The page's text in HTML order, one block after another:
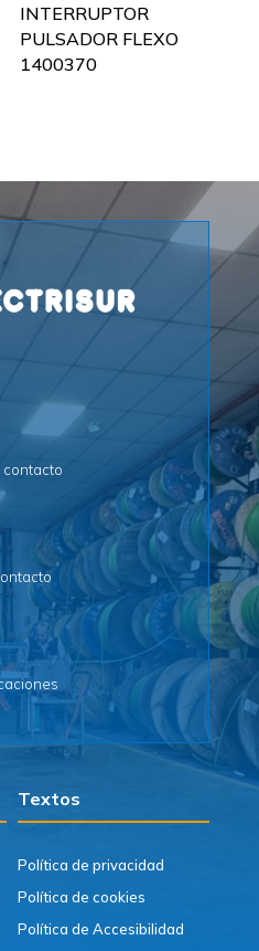
INTERRUPTOR
PULSADOR FLEXO
1400370
contacto
Textos
Política de privacidad
Política de cookies
Política de Accesibilidad